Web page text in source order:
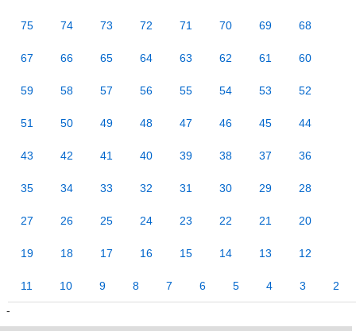
75 74 73 72 71 70 69 68
67 66 65 64 63 62 61 60
59 58 57 56 55 54 53 52
51 50 49 48 47 46 45 44
43 42 41 40 39 38 37 36
35 34 33 32 31 30 29 28
27 26 25 24 23 22 21 20
19 18 17 16 15 14 13 12
11 10 9 8 7 6 5 4 3
2
-